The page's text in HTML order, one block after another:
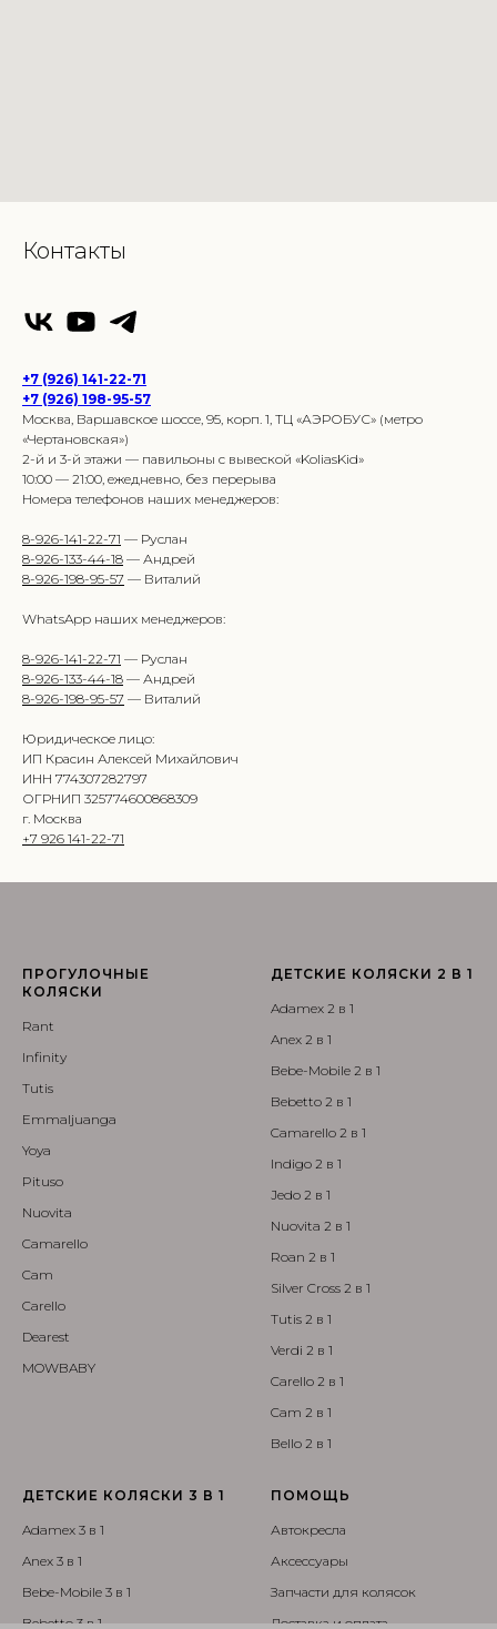
Контакты
+7 (926) 141-22-71
+7 (926) 198-95-57
Москва, Варшавское шоссе, 95, корп. 1, ТЦ «АЭРОБУС» (метро
«Чертановская»)
2-й и 3-й этажи — павильоны с вывеской «KoliasKid»
10:00 — 21:00, ежедневно, без перерыва
Номера телефонов наших менеджеров:
8-926-141-22-71 — Руслан
8-926-133-44-18 — Андрей
8-926-198-95-57 — Виталий
WhatsApp наших менеджеров:
8-926-141-22-71 — Руслан
8-926-133-44-18 — Андрей
8-926-198-95-57 — Виталий
Юридическое лицо:
ИП Красин Алексей Михайлович
ИНН 774307282797
ОГРНИП 325774600868309
г. Москва
+7 926 141-22-71
ПРОГУЛОЧНЫЕ
КОЛЯСКИ
Rant
Infinity
Tutis
Emmaljuanga
Yoya
Pituso
Nuovita
Camarello
Cam
Carello
Dearest
MOWBABY
ДЕТСКИЕ КОЛЯСКИ 2 В 1
Adamex 2 в 1
Anex 2 в 1
Bebe-Mobile 2 в 1
Bebetto 2 в 1
Camarello 2 в 1
Indigo 2 в 1
Jedo 2 в 1
Nuovita 2 в 1
Roan 2 в 1
Silver Cross 2 в 1
Tutis 2 в 1
Verdi 2 в 1
Carello 2 в 1
Cam 2 в 1
Bello 2 в 1
ДЕТСКИЕ КОЛЯСКИ 3 В 1
Adamex 3 в 1
Anex 3 в 1
Bebe-Mobile 3 в 1
Bebetto 3 в 1
ПОМОЩЬ
Автокресла
Аксессуары
Запчасти для колясок
Доставка и оплата